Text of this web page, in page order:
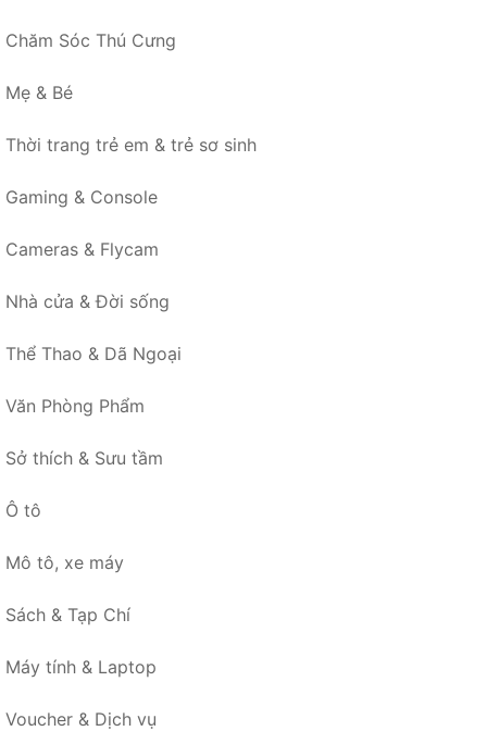
Chăm Sóc Thú Cưng
Mẹ & Bé
Thời trang trẻ em & trẻ sơ sinh
Gaming & Console
Cameras & Flycam
Nhà cửa & Đời sống
Thể Thao & Dã Ngoại
Văn Phòng Phẩm
Sở thích & Sưu tầm
Ô tô
Mô tô, xe máy
Sách & Tạp Chí
Máy tính & Laptop
Voucher & Dịch vụ